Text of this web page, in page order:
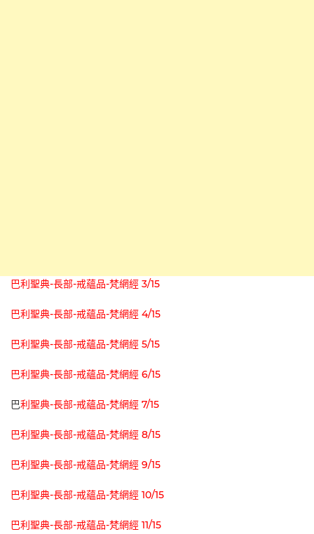
巴利聖典-長部-戒蘊品-梵網經 3/15
巴利聖典-長部-戒蘊品-梵網經 4/15
巴利聖典-長部-戒蘊品-梵網經 5/15
巴利聖典-長部-戒蘊品-梵網經 6/15
巴利聖典-長部-戒蘊品-梵網經 7/15
巴利聖典-長部-戒蘊品-梵網經 8/15
巴利聖典-長部-戒蘊品-梵網經 9/15
巴利聖典-長部-戒蘊品-梵網經 10/15
巴利聖典-長部-戒蘊品-梵網經 11/15